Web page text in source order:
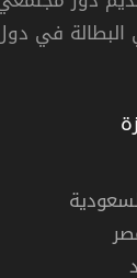
دوام كاملفي